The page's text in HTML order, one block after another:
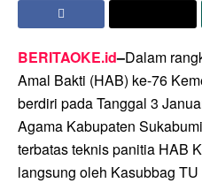
BERITAOKE.id–Dalam
Amal Bakti (HAB) ke-76
berdiri pada Tanggal 3
Agama Kabupaten
terbatas teknis panitia HAB
langsung oleh Kasubbag